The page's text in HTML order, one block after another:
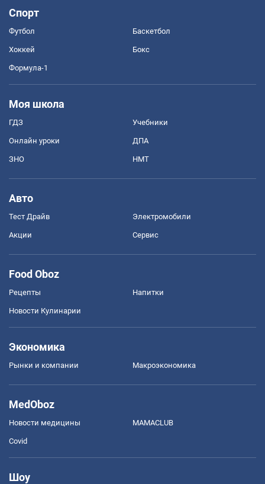
Спорт
Футбол Баскетбол
Хоккей Бокс
Формула-1
Моя школа
ГДЗ Учебники
Онлайн уроки ДПА
ЗНО НМТ
Авто
Тест Драйв Электромобили
Акции Сервис
Food Oboz
Рецепты Напитки
Новости Кулинарии
Экономика
Рынки и компании Mакроэкономика
MedOboz
Новости медицины MAMACLUB
Covid
Шоу